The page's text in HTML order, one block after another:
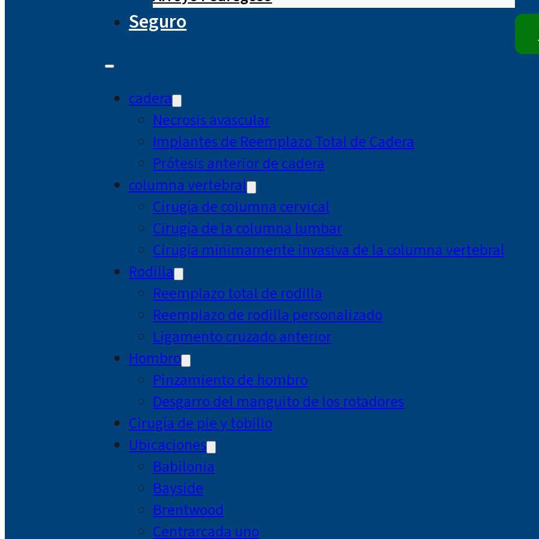
Seguro
cadera
Necrosis avascular
Implantes de Reemplazo Total de Cadera
Prótesis anterior de cadera
columna vertebral
Cirugía de columna cervical
Cirugía de la columna lumbar
Cirugía mínimamente invasiva de la columna vertebral
Rodilla
Reemplazo total de rodilla
Reemplazo de rodilla personalizado
Ligamento cruzado anterior
Hombro
Pinzamiento de hombro
Desgarro del manguito de los rotadores
Cirugía de pie y tobillo
Ubicaciones
Babilonia
Bayside
Brentwood
Centrarcada uno